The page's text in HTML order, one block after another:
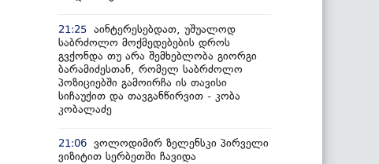
21:25 აინტერესებდათ, უშუალოდ
საბრძოლო მოქმედებების დროს
გვქონდა თუ არა შემხებლობა გიორგი
ბარამიძესთან, რომელ საბრძოლო
პოზიციებში გამოირჩა ის თავისი
სიჩაუქით და თავგანწირვით - კობა
კობალაძე
21:06 ვოლოდიმირ ზელენსკი პირველი
ვიზიტით სერბეთში ჩავიდა